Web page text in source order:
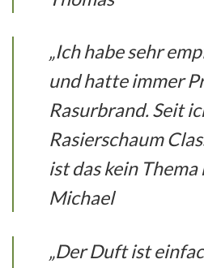
„Ich habe sehr
und hatte immer
Rasurbrand. Seit
Rasierschaum
ist das kein Thema
Michael
„Der Duft ist